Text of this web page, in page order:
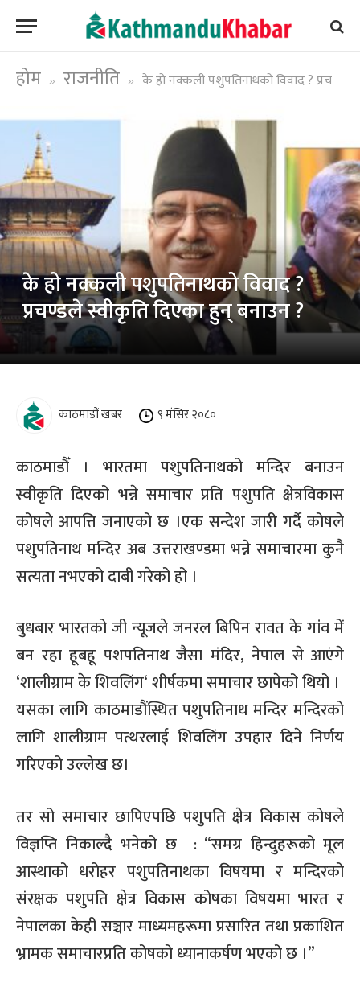
होम » राजनीति » के हो नक्कली पशुपतिनाथको विवाद ? प्रचण्डले स्वीकृति दिएका हुन् बनाउन ?
के हो नक्कली पशुपतिनाथको विवाद ?
प्रचण्डले स्वीकृति दिएका हुन् बनाउन ?
काठमाडौं खबर ९ मंसिर २०८०
काठमाडौँ । भारतमा पशुपतिनाथको मन्दिर बनाउन
स्वीकृति दिएको भन्ने समाचार प्रति पशुपति क्षेत्रविकास
कोषले आपत्ति जनाएको छ ।एक सन्देश जारी गर्दै कोषले
पशुपतिनाथ मन्दिर अब उत्तराखण्डमा भन्ने समाचारमा कुनै
सत्यता नभएको दाबी गरेको हो ।
बुधबार भारतको जी न्यूजले जनरल बिपिन रावत के गांव में
बन रहा हूबहू पशपतिनाथ जैसा मंदिर, नेपाल से आएंगे
‘शालीग्राम के शिवलिंग‘शीर्षकमा समाचार छापेको थियो ।
यसका लागि काठमाडौंस्थित पशुपतिनाथ मन्दिर मन्दिरको
लागि शालीग्राम पत्थरलाई शिवलिंग उपहार दिने निर्णय
गरिएको उल्लेख छ।
तर सो समाचार छापिएपछि पशुपति क्षेत्र विकास कोषले
विज्ञप्ति निकाल्दै भनेको छ
: “समग्र हिन्दुहरूको मूल
आस्थाको धरोहर पशुपतिनाथका विषयमा र मन्दिरको
संरक्षक पशुपति क्षेत्र विकास कोषका विषयमा भारत र
नेपालका केही सञ्चार माध्यमहरूमा प्रसारित तथा प्रकाशित
भ्रामक समाचारप्रति कोषको ध्यानाकर्षण भएको छ ।”